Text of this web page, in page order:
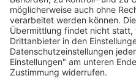
Abgelaufene Angebote
Ohne Gebot